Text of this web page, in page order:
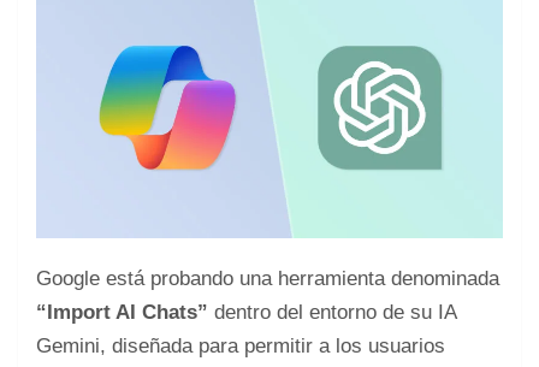
Google está probando una herramienta denominada
“Import AI Chats” dentro del entorno de su IA
Gemini, diseñada para permitir a los usuarios